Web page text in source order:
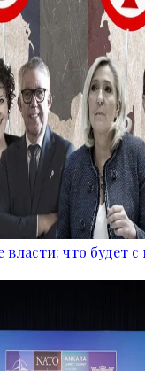
власти: что будет